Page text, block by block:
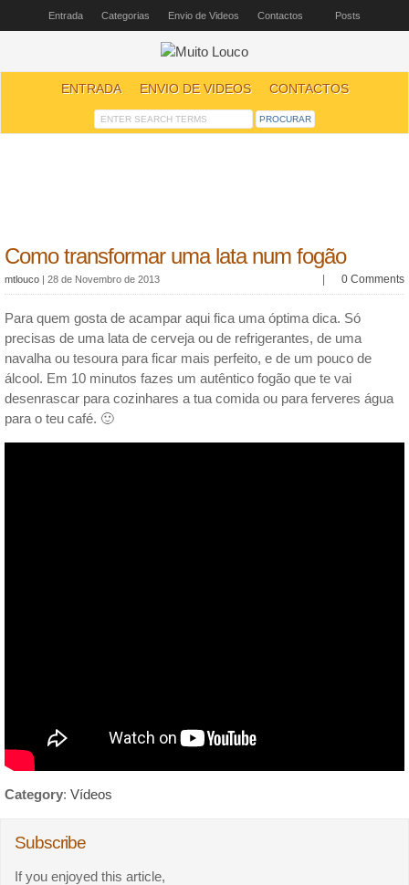
Entrada Categorias Envio de Videos Contactos Posts
ENTRADA ENVIO DE VIDEOS CONTACTOS
Como transformar uma lata num fogão
mtlouco | 28 de Novembro de 2013 0 Comments
Para quem gosta de acampar aqui fica uma óptima dica. Só
precisas de uma lata de cerveja ou de refrigerantes, de uma
navalha ou tesoura para ficar mais perfeito, e de um pouco de
álcool. Em 10 minutos fazes um autêntico fogão que te vai
desenrascar para cozinhares a tua comida ou para ferveres água
para o teu café. 🙂
Category: Vídeos
Subscribe
If you enjoyed this article,